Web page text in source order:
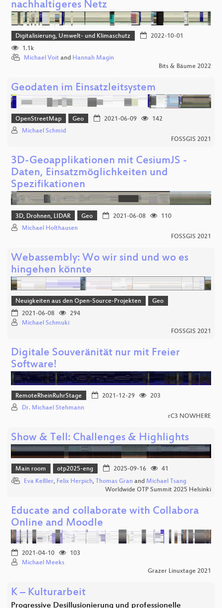
nachhaltigeres Netz
Digitalisierung, Umwelt- und Klimaschutz
2022-10-01
1.1k
Michael Voit and Hannah Magin
Bits & Bäume 2022
Geodaten im Einsatzleitsystem
OpenStreetMap Geo 2021-06-09
142
Michael Schmid
FOSSGIS 2021
3D-Geoapplikationen mit CesiumJS -
Daten, Einsatzmöglichkeiten und
Spezifikationen
3D, Drohnen, LIDAR Geo 2021-06-08
110
Michael Holthausen
FOSSGIS 2021
Webassembly: Wo wir sind und wo es
hingehen könnte
Neuigkeiten aus den Open-Source-Projekten
Geo
2021-06-08
294
Michael Schmuki
FOSSGIS 2021
Digitale Souveränität nur mit Freier
Software!
RemoteRheinRuhrStage 2021-12-29
203
Dr. Michael Stehmann
rC3 NOWHERE
Show & Tell: Challenges & Highlights
Main room otp2025-eng 2025-09-16
41
Eva Keßler, Felix Herpich, Thomas Gran and Michael Tsang
Worldwide OTP Summit 2025 Helsinki
Educate and collaborate with Collabora
Online and Moodle
2021-04-10
103
Michael Meeks
Grazer Linuxtage 2021
K – Kulturarbeit
Progressive Desillusionierung und professionelle